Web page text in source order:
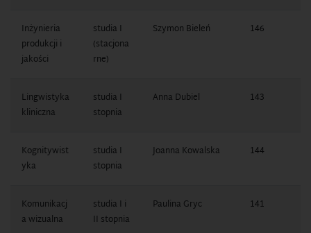
Inżynieria
produkcji i
jakości
studia I
(stacjona
rne)
Szymon Bieleń 146
Lingwistyka
kliniczna
studia I
stopnia
Anna Dubiel 143
Kognitywist
yka
studia I
stopnia
Joanna Kowalska 144
Komunikacj
a wizualna
studia I i
II stopnia
Paulina Gryc 141